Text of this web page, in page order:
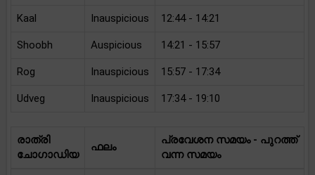
Kaal Inauspicious 12:44 - 14:21
Shoobh Auspicious 14:21 - 15:57
Rog Inauspicious 15:57 - 17:34
Udveg Inauspicious 17:34 - 19:10
രാത്രി
ചോഗാഡിയ
ഫലം
പ്രവേശന സമയം - പുറത്ത്
വന്ന സമയം